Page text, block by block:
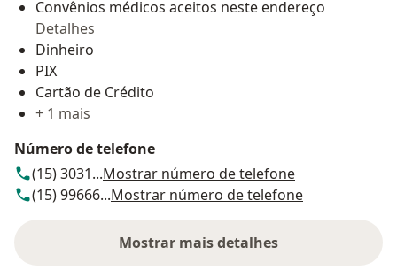
Convênios médicos aceitos neste endereço
Detalhes
Dinheiro
PIX
Cartão de Crédito
+ 1 mais
Número de telefone
(15) 3031...Mostrar número de telefone
(15) 99666...Mostrar número de telefone
Mostrar mais detalhes
sobre o endereço